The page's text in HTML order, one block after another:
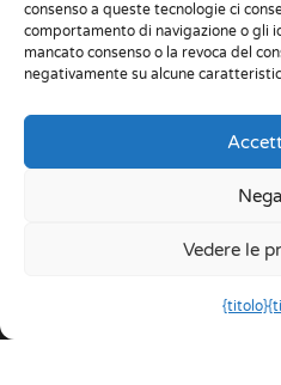
consenso a queste tecnologie ci
comportamento di navigazione o gli
mancato consenso o la revoca del
negativamente su alcune
Vedere le
{titolo}
Informativa